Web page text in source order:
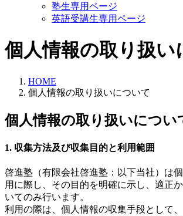
塾生専用ページ
英語受講生専用ページ
個人情報の取り扱い
HOME
個人情報の取り扱いについて
個人情報の取り扱いについ
1. 収集方法及び収集目的と利用範囲
啓進塾（有限会社啓進塾：以下当社）は
用に際し、その目的を明確に示し、適正
いてのみ行います。
利用の際は、個人情報の収集手段として